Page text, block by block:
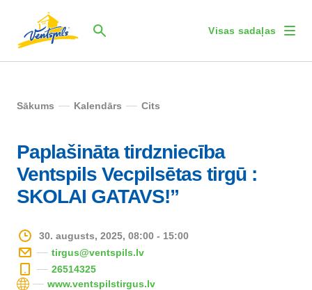
Visas sadaļas
Sākums Kalendārs Cits
Paplašināta tirdzniecība
Ventspils Vecpilsētas tirgū :
SKOLAI GATAVS!”
30. augusts, 2025, 08:00 - 15:00
tirgus@ventspils.lv
26514325
www.ventspilstirgus.lv